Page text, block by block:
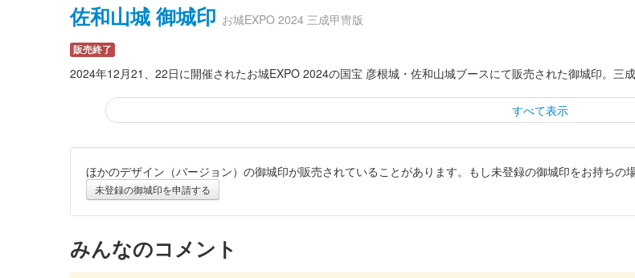
佐和山城 御城印 お城EXPO 2024 三成甲冑版
販売終了
2024年12月21、22日に開催されたお城EXPO 2024の国宝 彦根城・佐和山城ブースにて販売された御城印。三
すべて表示
佐和山城 御城印 特別版
販売終了
ほかのデザイン（バージョン）の御城印が販売されていることがあります。もし未登録の御城印をお持ちの
未登録の御城印を申請する
みんなのコメント